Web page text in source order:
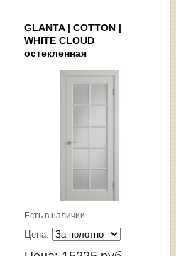
GLANTA | COTTON |
WHITE CLOUD
остекленная
Есть в наличии.
Цена: